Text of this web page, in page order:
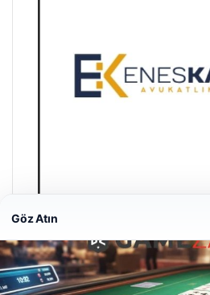
Enes Kaplan Avukatlık Bürosu
28/04/2026
Göz Atın